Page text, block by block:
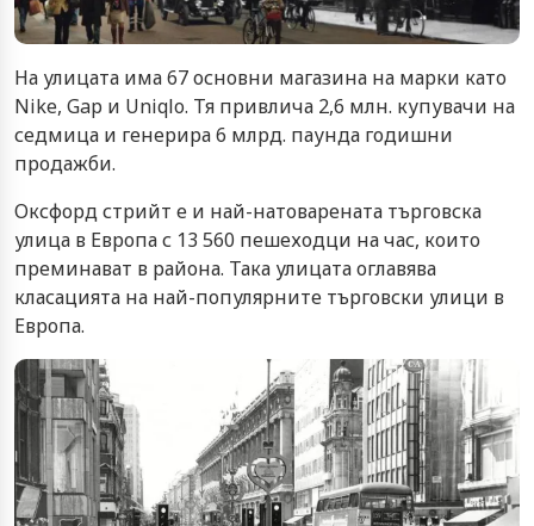
На улицата има 67 основни магазина на марки като
Nike, Gap и Uniqlo. Тя привлича 2,6 млн. купувачи на
седмица и генерира 6 млрд. паунда годишни
продажби.
Оксфорд стрийт е и най-натоварената търговска
улица в Европа с 13 560 пешеходци на час, които
преминават в района. Така улицата оглавява
класацията на най-популярните търговски улици в
Европа.